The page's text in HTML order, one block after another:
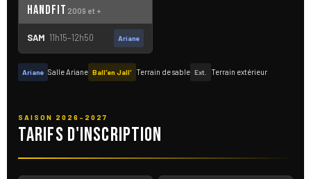
HandFit 2009 et +
SAM 11h15–12h50 Ariane
Ariane Salle Ariane Ball'en Jall' Terrain de sable Ext. Terrain extérieur
SAISON 2026–2027
Tarifs d'inscription